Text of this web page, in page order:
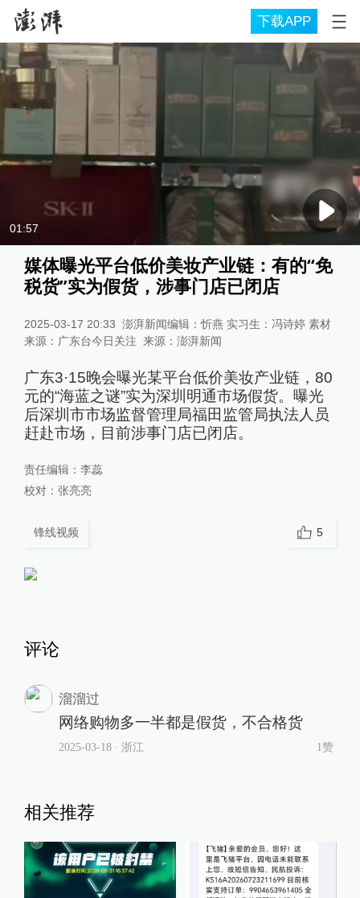
下载APP
01:57
媒体曝光平台低价美妆产业链：有的“免
税货”实为假货，涉事门店已闭店
2025-03-17 20:33 澎湃新闻编辑：忻燕 实习生：冯诗婷 素材
来源：广东台今日关注 来源： 澎湃新闻
广东3·15晚会曝光某平台低价美妆产业链，80
元的“海蓝之谜”实为深圳明通市场假货。曝光
后深圳市市场监督管理局福田监管局执法人员
赶赴市场，目前涉事门店已闭店。
责任编辑： 李蕊
校对： 张亮亮
锋线视频 5
评论
溜溜过
网络购物多一半都是假货，不合格货
2025-03-18∙ 浙江 1赞
相关推荐